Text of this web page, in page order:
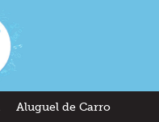
Aluguel de Carro